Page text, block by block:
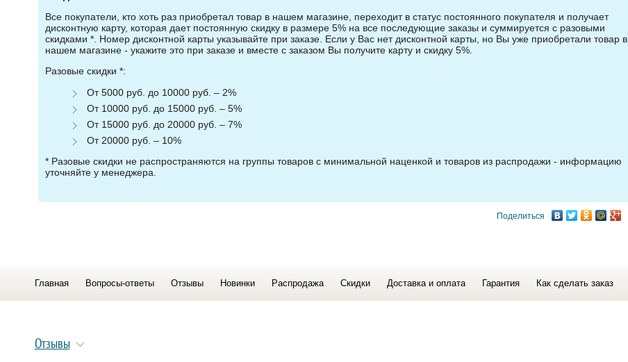
Все покупатели, кто хоть раз приобретал товар в нашем магазине, переходит в статус постоянного покупателя и получает
дисконтную карту, которая дает постоянную скидку в размере 5% на все последующие заказы и суммируется с разовыми
скидками *. Номер дисконтной карты указывайте при заказе. Если у Вас нет дисконтной карты, но Вы уже приобретали товар в
нашем магазине - укажите это при заказе и вместе с заказом Вы получите карту и скидку 5%.
Разовые скидки *:
От 5000 руб. до 10000 руб. – 2%
От 10000 руб. до 15000 руб. – 5%
От 15000 руб. до 20000 руб. – 7%
От 20000 руб. – 10%
* Разовые скидки не распространяются на группы товаров с минимальной наценкой и товаров из распродажи - информацию
уточняйте у менеджера.
Поделиться
Главная Вопросы-ответы Отзывы Новинки Распродажа Скидки Доставка и оплата Гарантия Как сделать заказ
Отзывы